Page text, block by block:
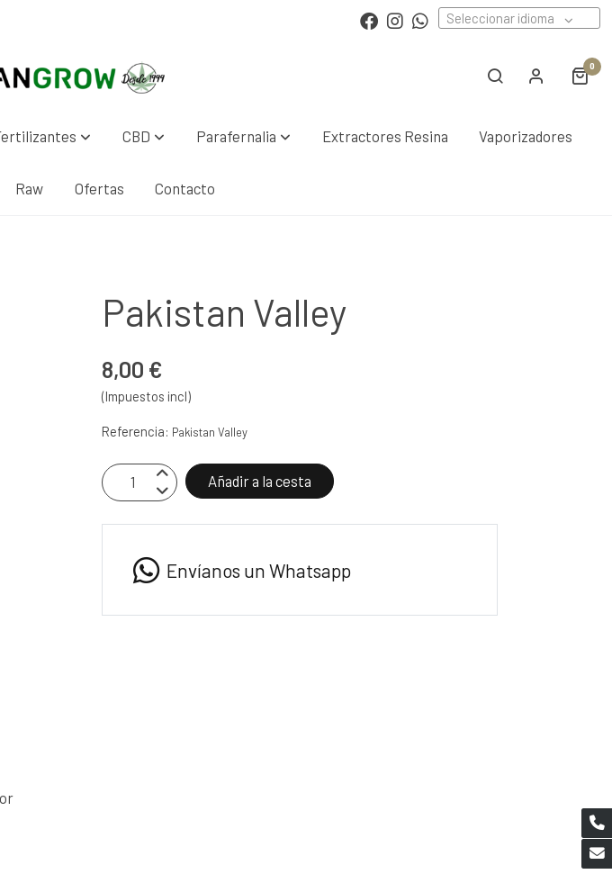
Seleccionar idioma
0
CBD Parafernalia Extractores Resina Vaporizadores
Raw Ofertas Contacto
Pakistan Valley
8,00 €
(Impuestos incl)
Referencia: Pakistan Valley
Añadir a la cesta
Envíanos un Whatsapp